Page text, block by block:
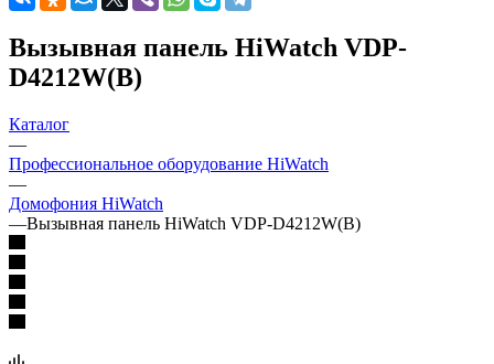
Вызывная панель HiWatch VDP-
D4212W(B)
Каталог
—
Профессиональное оборудование HiWatch
—
Домофония HiWatch
—Вызывная панель HiWatch VDP-D4212W(B)